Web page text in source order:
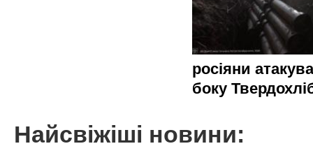
росіяни
боку
Найсвіжіші новини: